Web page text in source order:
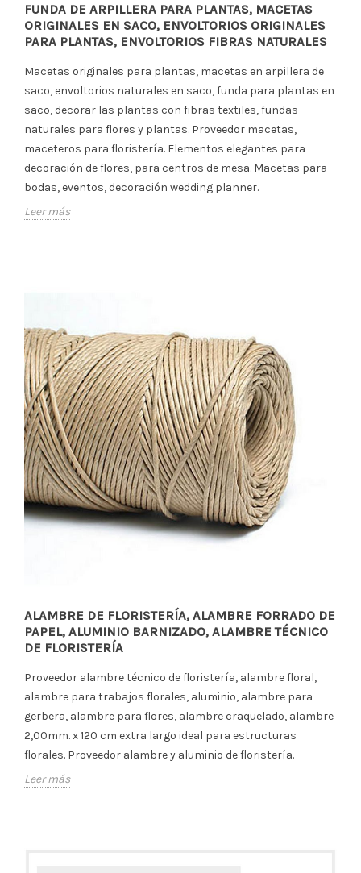
FUNDA DE ARPILLERA PARA PLANTAS, MACETAS
ORIGINALES EN SACO, ENVOLTORIOS ORIGINALES
PARA PLANTAS, ENVOLTORIOS FIBRAS NATURALES
Macetas originales para plantas, macetas en arpillera de
saco, envoltorios naturales en saco, funda para plantas en
saco, decorar las plantas con fibras textiles, fundas
naturales para flores y plantas. Proveedor macetas,
maceteros para floristería. Elementos elegantes para
decoración de flores, para centros de mesa. Macetas para
bodas, eventos, decoración wedding planner.
Leer más
ALAMBRE DE FLORISTERÍA, ALAMBRE FORRADO DE
PAPEL, ALUMINIO BARNIZADO, ALAMBRE TÉCNICO
DE FLORISTERÍA
Proveedor alambre técnico de floristería, alambre floral,
alambre para trabajos florales, aluminio, alambre para
gerbera, alambre para flores, alambre craquelado, alambre
2,00mm. x 120 cm extra largo ideal para estructuras
florales. Proveedor alambre y aluminio de floristería.
Leer más